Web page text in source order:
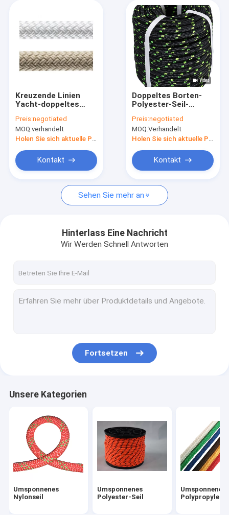
Produkte
Fabrik-Ausflug
Umsponnenes Nylonseil
Umsponnenes Polyester-Seil
Umsponnenes Polypropylen-Seil
550 Paracord Seil
Reflektierendes Zelt-Seil
Rettungsleinen-Sicherheits-Seil
Kreuzende Linien
Yacht-doppeltes
Polyester-Seil
3520Lbs mit dem 12
Zopf-Kern
Preis:negotiated
MOQ:verhandelt
Holen Sie sich aktuelle Preis
Kontakt
Doppeltes Borten-
Polyester-Seil-
Baumzüchter Rigging
Multipurpose Bull,
das 1/2 Zoll x 150
Preis:negotiated
MOQ:Verhandelt
Holen Sie sich aktuelle Preis
Kontakt
Sehen Sie mehr an
Hinterlass Eine Nachricht
Wir Werden Schnell Antworten
Fortsetzen
Unsere Kategorien
Umsponnenes
Nylonseil
Umsponnenes
Polyester-Seil
Umsponnenes
Polypropylen-